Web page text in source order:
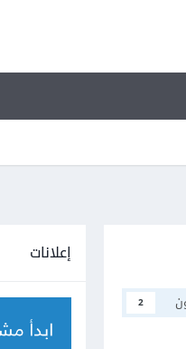
2
إعلانات